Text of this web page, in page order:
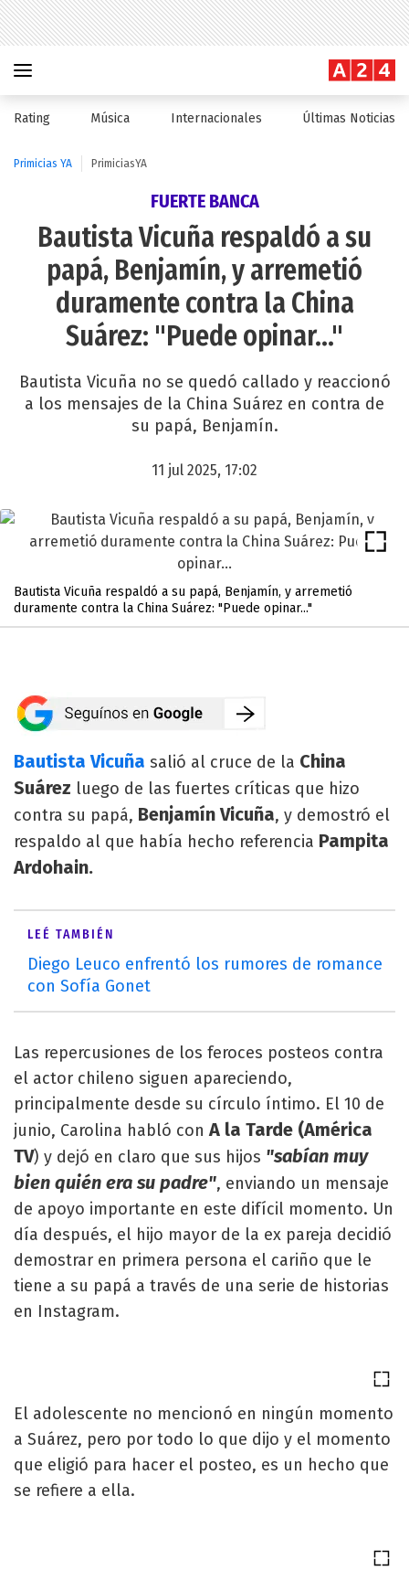
Rating Música Internacionales Últimas Noticias
Primicias YA PrimiciasYA
FUERTE BANCA
Bautista Vicuña respaldó a su
papá, Benjamín, y arremetió
duramente contra la China
Suárez: "Puede opinar..."
Bautista Vicuña no se quedó callado y reaccionó
a los mensajes de la China Suárez en contra de
su papá, Benjamín.
11 jul 2025, 17:02
Bautista Vicuña respaldó a su papá, Benjamín, y arremetió
duramente contra la China Suárez: "Puede opinar..."
Bautista Vicuña salió al cruce de la China
Suárez luego de las fuertes críticas que hizo
contra su papá, Benjamín Vicuña, y demostró el
respaldo al que había hecho referencia Pampita
Ardohain.
LEÉ TAMBIÉN
Diego Leuco enfrentó los rumores de romance
con Sofía Gonet
Las repercusiones de los feroces posteos contra
el actor chileno siguen apareciendo,
principalmente desde su círculo íntimo. El 10 de
junio, Carolina habló con A la Tarde (América
TV) y dejó en claro que sus hijos "sabían muy
bien quién era su padre", enviando un mensaje
de apoyo importante en este difícil momento. Un
día después, el hijo mayor de la ex pareja decidió
demostrar en primera persona el cariño que le
tiene a su papá a través de una serie de historias
en Instagram.
El adolescente no mencionó en ningún momento
a Suárez, pero por todo lo que dijo y el momento
que eligió para hacer el posteo, es un hecho que
se refiere a ella.